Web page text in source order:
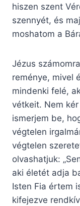
hiszen szent
szennyét, és
moshatom a
Jézus
reménye, mivel
mindenki felé,
vétkeit. Nem
ismerjem be,
végtelen
végtelen
olvashatjuk:
aki életét adja
Isten Fia értem
kifejezve